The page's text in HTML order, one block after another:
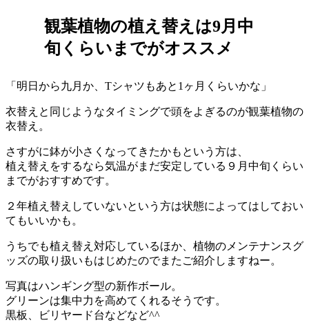
観葉植物の植え替えは9月中
旬くらいまでがオススメ
「明日から九月か、Tシャツもあと1ヶ月くらいかな」
衣替えと同じようなタイミングで頭をよぎるのが観葉植物の
衣替え。
さすがに鉢が小さくなってきたかもという方は、
植え替えをするなら気温がまだ安定している９月中旬くらい
までがおすすめです。
２年植え替えしていないという方は状態によってはしておい
てもいいかも。
うちでも植え替え対応しているほか、植物のメンテナンスグ
ッズの取り扱いもはじめたのでまたご紹介しますねー。
写真はハンギング型の新作ボール。
グリーンは集中力を高めてくれるそうです。
黒板、ビリヤード台などなど^^